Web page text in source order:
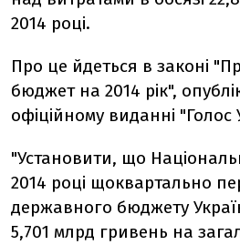
2014 році.
Про це йдеться в законі
бюджет на 2014 рік",
офіційному виданні "Голос
"Установити, що
2014 році щоквартально
державного бюджету
5,701 млрд гривень на